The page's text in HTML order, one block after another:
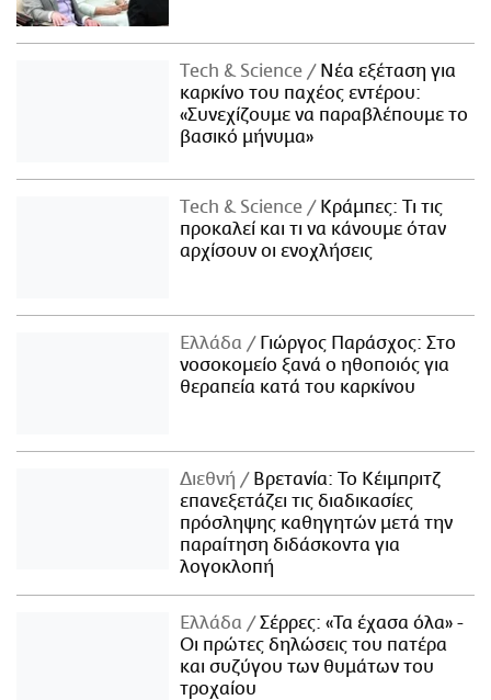
Τech & Science
Νέα εξέταση για
καρκίνο του παχέος εντέρου:
«Συνεχίζουμε να παραβλέπουμε το
βασικό μήνυμα»
Τech & Science
Κράμπες: Τι τις
προκαλεί και τι να κάνουμε όταν
αρχίσουν οι ενοχλήσεις
Ελλάδα
Γιώργος Παράσχος: Στο
νοσοκομείο ξανά ο ηθοποιός για
θεραπεία κατά του καρκίνου
Διεθνή
Βρετανία: Το Κέιμπριτζ
επανεξετάζει τις διαδικασίες
πρόσληψης καθηγητών μετά την
παραίτηση διδάσκοντα για
λογοκλοπή
Ελλάδα
Σέρρες: «Τα έχασα όλα» -
Οι πρώτες δηλώσεις του πατέρα
και συζύγου των θυμάτων του
τροχαίου